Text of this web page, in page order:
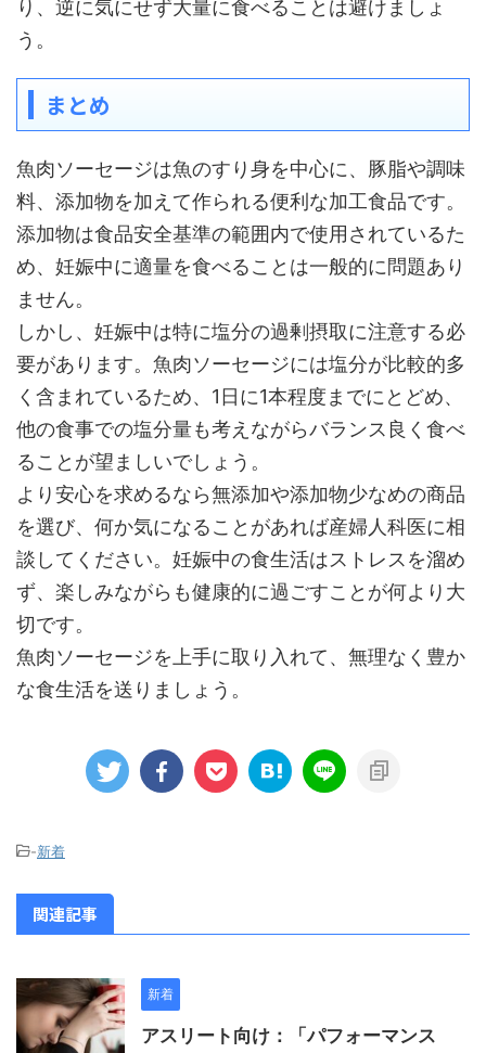
り、逆に気にせず大量に食べることは避けましょ
う。
まとめ
魚肉ソーセージは魚のすり身を中心に、豚脂や調味
料、添加物を加えて作られる便利な加工食品です。
添加物は食品安全基準の範囲内で使用されているた
め、妊娠中に適量を食べることは一般的に問題あり
ません。
しかし、妊娠中は特に塩分の過剰摂取に注意する必
要があります。魚肉ソーセージには塩分が比較的多
く含まれているため、1日に1本程度までにとどめ、
他の食事での塩分量も考えながらバランス良く食べ
ることが望ましいでしょう。
より安心を求めるなら無添加や添加物少なめの商品
を選び、何か気になることがあれば産婦人科医に相
談してください。妊娠中の食生活はストレスを溜め
ず、楽しみながらも健康的に過ごすことが何より大
切です。
魚肉ソーセージを上手に取り入れて、無理なく豊か
な食生活を送りましょう。
-新着
関連記事
新着
アスリート向け：「パフォーマンス